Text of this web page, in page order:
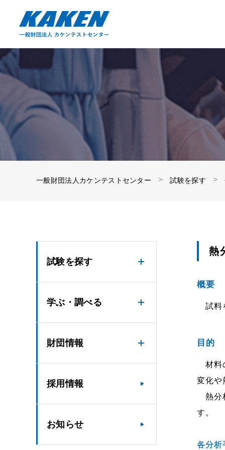
一般財団法人カケンテストセンター 試験を探す
試験を探す
学ぶ・調べる
財団情報
採用情報
お知らせ
熱
概要
試料
目的
材料
変化や
熱分
す。
各分析